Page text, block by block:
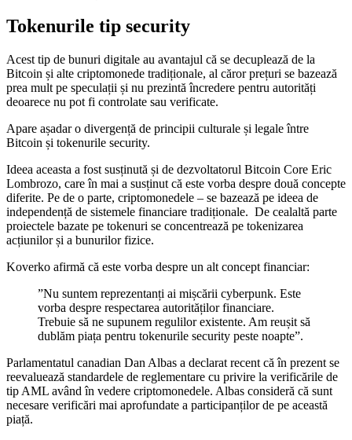
Tokenurile tip security
Acest tip de bunuri digitale au avantajul că se decuplează de la
Bitcoin și alte criptomonede tradiționale, al căror prețuri se bazează
prea mult pe speculații și nu prezintă încredere pentru autorități
deoarece nu pot fi controlate sau verificate.
Apare așadar o divergență de principii culturale și legale între
Bitcoin și tokenurile security.
Ideea aceasta a fost susținută și de dezvoltatorul Bitcoin Core Eric
Lombrozo, care în mai a susținut că este vorba despre două concepte
diferite. Pe de o parte, criptomonedele – se bazează pe ideea de
independență de sistemele financiare tradiționale. De cealaltă parte
proiectele bazate pe tokenuri se concentrează pe tokenizarea
acțiunilor și a bunurilor fizice.
Koverko afirmă că este vorba despre un alt concept financiar:
”Nu suntem reprezentanți ai mișcării cyberpunk. Este
vorba despre respectarea autorităților financiare.
Trebuie să ne supunem regulilor existente. Am reușit să
dublăm piața pentru tokenurile security peste noapte”.
Parlamentatul canadian Dan Albas a declarat recent că în prezent se
reevaluează standardele de reglementare cu privire la verificările de
tip AML având în vedere criptomonedele. Albas consideră că sunt
necesare verificări mai aprofundate a participanților de pe această
piață.